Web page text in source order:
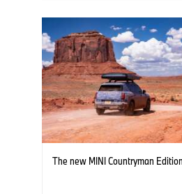
The new MINI Countryman